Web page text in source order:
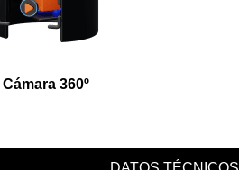
Cámara 360º